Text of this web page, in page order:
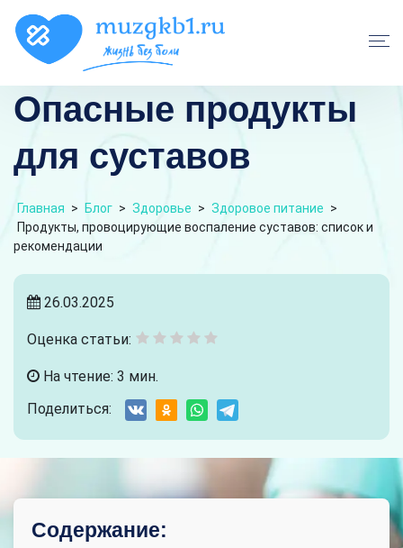
Опасные продукты
для суставов
Главная > Блог > Здоровье > Здоровое питание >
Продукты, провоцирующие воспаление суставов: список и
рекомендации
26.03.2025
Оценка статьи:
На чтение: 3 мин.
Поделиться:
Содержание: